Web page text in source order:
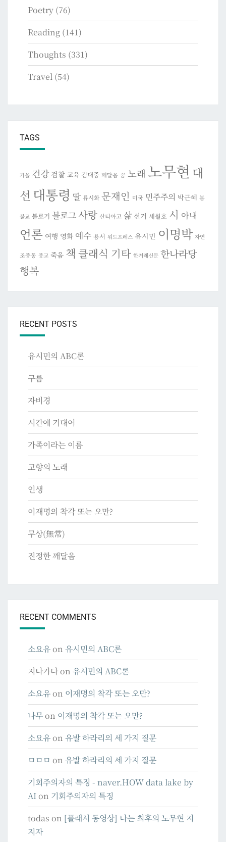
Poetry (76)
Reading (141)
Thoughts (331)
Travel (54)
TAGS
가을 건강 검찰 교육 김대중 깨달음 꿈 노래 노무현 대
선 대통령 딸 류시화 문재인 미국 민주주의 박근혜 봄
불교 블로거 블로그사랑 산티아고 삶 선거 세월호 시 아내
언론 여행 영화 예수 용서 워드프레스 유시민 이명박 자연
조중동 종교 죽음 책 클래식 기타 한겨레신문 한나라당
행복
RECENT POSTS
유시민의 ABC론
구름
자비경
시간에 기대어
가족이라는 이름
고향의 노래
인생
이재명의 착각 또는 오만?
무상(無常)
진정한 깨달음
RECENT COMMENTS
소요유on 유시민의 ABC론
지나가다on 유시민의 ABC론
소요유on 이재명의 착각 또는 오만?
나무on 이재명의 착각 또는 오만?
소요유on 유발 하라리의 세 가지 질문
ㅁㅁㅁ on 유발 하라리의 세 가지 질문
기회주의자의 특징 - naver.HOW data lake by
AIon 기회주의자의 특징
todas on [플래시 동영상] 나는 최후의 노무현 지
지자